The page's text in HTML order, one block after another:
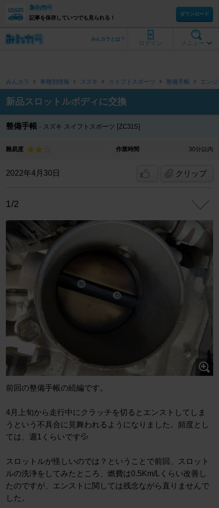
記事を保存していつでも見られる！
ダウンロード
メニュー
ログイン
みんカラとは？
みんカラ 車種別情報 スズキ スイフトスポーツ 整備手帳 エン
新品スロットルボディに交換
整備手帳 スズキ スイフトスポーツ [ZC31S]
難易度 作業時間 30分以内
2022年4月30日 クリップ
1/2
前回の整備手帳の続編です。
4月上旬から走行中にクラッチを切るとエンストしてしま
うという不具合に見舞われるようになりました。頻度とし
ては、週1くらいです💦
スロットルが怪しいのでは？ということで前回、スロット
ルの洗浄をしてみたところ、燃費は0.5Km/Lくらい改善し
たのですが、エンストに関しては残念ながら直りませんで
した。